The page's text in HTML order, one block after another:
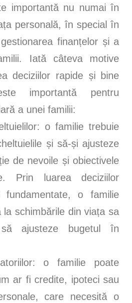
importantă nu numai în
personală, în special în
finanțelor și a
Iată câteva motive
deciziilor rapide și bine
importantă pentru
a unei familii:
o familie trebuie
și să-și ajusteze
de nevoile și obiectivele
Prin luarea deciziilor
o familie
la schimbările din viața sa
ajusteze bugetul în
o familie poate
ar fi credite, ipoteci sau
care necesită o